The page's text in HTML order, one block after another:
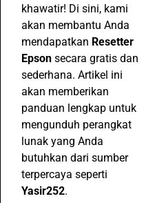
khawatir! Di sini, kami
akan membantu Anda
mendapatkan Resetter
Epson secara gratis dan
sederhana. Artikel ini
akan memberikan
panduan lengkap untuk
mengunduh perangkat
lunak yang Anda
butuhkan dari sumber
terpercaya seperti
Yasir252.